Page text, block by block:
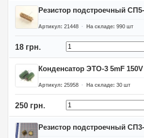
Резистор подстроечный
Артикул 21448 На складе 990 шт
18 грн.
Конденсатор ЭТО-3 5mF
Артикул 25958 На складе 30 шт
250 грн.
Резистор подстроечный